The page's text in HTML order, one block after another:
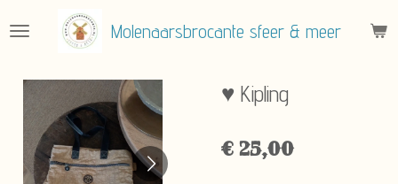
direct
de
hoofdinhoud
Molenaarsbrocante sfeer & meer
♥ Kipling
€ 25,00